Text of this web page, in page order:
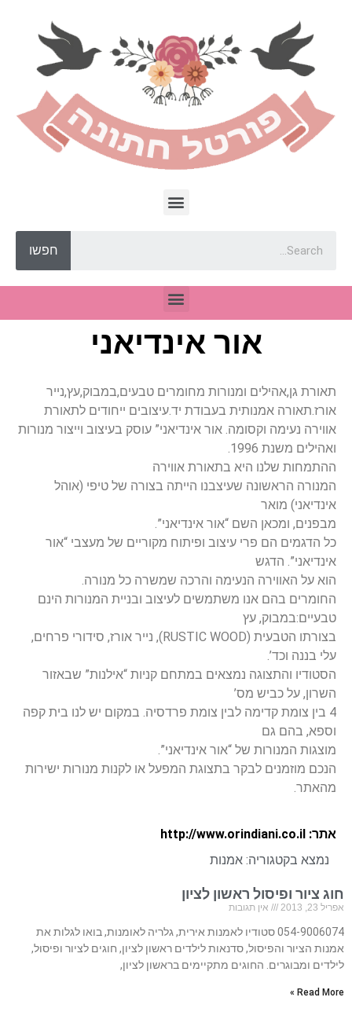
חפשו
אור אינדיאני
תאורת גן,אהילים ומנורות מחומרים טבעים,במבוק,עץ,נייר
אורז.תאורה אמנותית בעבודת יד.עיצובים ייחודים לתאורת
אווירה נעימה וקסומה. אור אינדיאני” עוסק בעיצוב וייצור מנורות
ואהילים משנת 1996.
ההתמחות שלנו היא בתאורת אווירה
המנורה הראשונה שעיצבנו הייתה בצורה של טיפי (אוהל
אינדיאני) מואר
מבפנים, ומכאן השם “אור אינדיאני”.
כל הדגמים הם פרי עיצוב ופיתוח מקוריים של מעצבי “אור
אינדיאני”. הדגש
הוא על האווירה הנעימה והרכה שמשרה כל מנורה.
החומרים בהם אנו משתמשים לעיצוב ובניית המנורות הינם
טבעיים:במבוק, עץ
בצורתו הטבעית (RUSTIC WOOD), נייר אורז, סידורי פרחים,
עלי בננה וכד’.
הסטודיו והתצוגה נמצאים במתחם קניות “אילנות” שבאזור
השרון, על כביש מס’
4 בין צומת קדימה לבין צומת פרדסיה. במקום יש לנו בית קפה
וספא, בהם גם
מוצגות המנורות של “אור אינדיאני”.
הנכם מוזמנים לבקר בתצוגת המפעל או לקנות מנורות ישירות
מהאתר.
אתר: http://www.orindiani.co.il
נמצא בקטגוריה: אמנות
חוג ציור ופיסול ראשון לציון
אפריל 23, 2013 אין תגובות
054-9006074 סטודיו לאמנות אירית, גלריה לאומנות, בואו לגלות את
אמנות הציור והפיסול, סדנאות לילדים ראשון לציון, חוגים לציור ופיסול,
לילדים ומבוגרים. החוגים מתקיימים בראשון לציון,
Read More »